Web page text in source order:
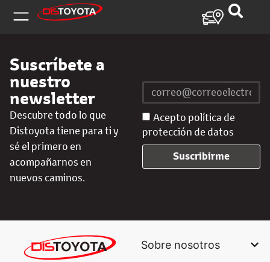
Suscríbete a
nuestro
newsletter
Descubre todo lo que
Distoyota tiene para ti y
sé el primero en
acompañarnos en
nuevos caminos.
Acepto política de
protección de datos
Suscribirme
Sobre nosotros